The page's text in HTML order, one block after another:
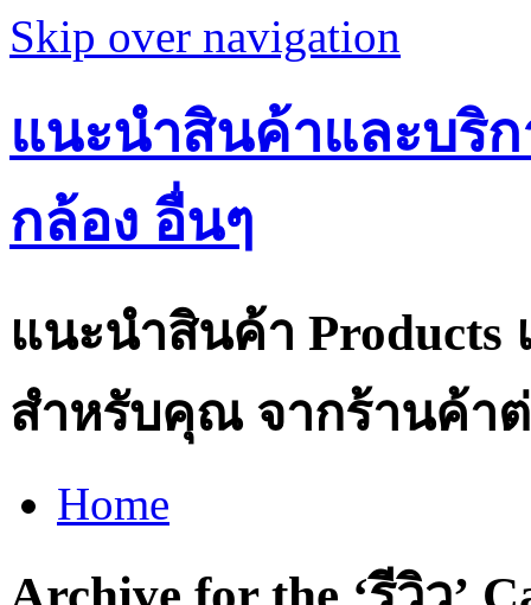
Skip over navigation
แนะนำสินค้าและบริ
กล้อง อื่นๆ
แนะนำสินค้า Products
สำหรับคุณ จากร้านค้าต่
Home